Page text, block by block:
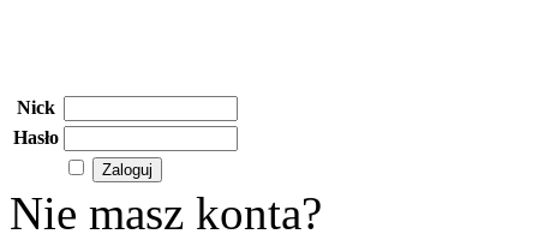
Nick
Hasło
Nie masz konta?